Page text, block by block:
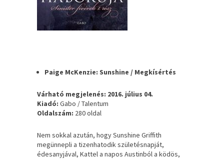
Paige McKenzie: Sunshine / Megkísértés
Várható megjelenés: 2016. július 04.
Kiadó: Gabo / Talentum
Oldalszám: 280 oldal
Nem sokkal azután, hogy Sunshine Griffith
megünnepli a tizenhatodik születésnapját,
édesanyjával, Kattel a napos Austinból a ködös,